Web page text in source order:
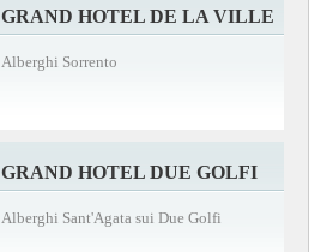
GRAND HOTEL DE LA VILLE
Alberghi Sorrento
GRAND HOTEL DUE GOLFI
Alberghi Sant'Agata sui Due Golfi